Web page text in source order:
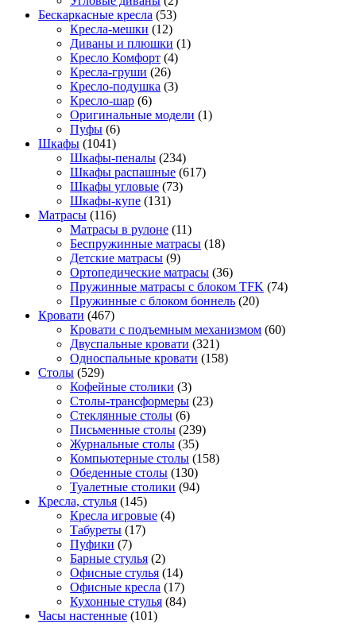
Бескаркасные кресла (53)
Кресла-мешки (12)
Диваны и плюшки (1)
Кресло Комфорт (4)
Кресла-груши (26)
Кресло-подушка (3)
Кресло-шар (6)
Оригинальные модели (1)
Пуфы (6)
Шкафы (1041)
Шкафы-пеналы (234)
Шкафы распашные (617)
Шкафы угловые (73)
Шкафы-купе (131)
Матрасы (116)
Матрасы в рулоне (11)
Беспружинные матрасы (18)
Детские матрасы (9)
Ортопедические матрасы (36)
Пружинные матрасы с блоком TFK (74)
Пружинные с блоком боннель (20)
Кровати (467)
Кровати с подъемным механизмом (60)
Двуспальные кровати (321)
Односпальные кровати (158)
Столы (529)
Кофейные столики (3)
Столы-трансформеры (23)
Стеклянные столы (6)
Письменные столы (239)
Журнальные столы (35)
Компьютерные столы (158)
Обеденные столы (130)
Туалетные столики (94)
Кресла, стулья (145)
Кресла игровые (4)
Табуреты (17)
Пуфики (7)
Барные стулья (2)
Офисные стулья (14)
Офисные кресла (17)
Кухонные стулья (84)
Часы настенные (101)